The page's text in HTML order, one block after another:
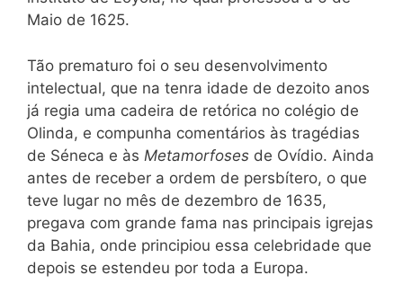
Maio de 1625.
Tão prematuro foi o seu desenvolvimento
intelectual, que na tenra idade de dezoito anos
já regia uma cadeira de retórica no colégio de
Olinda, e compunha comentários às tragédias
de Séneca e às Metamorfoses de Ovídio. Ainda
antes de receber a ordem de persbítero, o que
teve lugar no mês de dezembro de 1635,
pregava com grande fama nas principais igrejas
da Bahia, onde principiou essa celebridade que
depois se estendeu por toda a Europa.